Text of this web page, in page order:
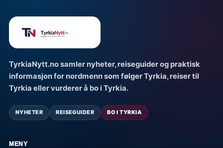
TyrkiaNytt.no samler nyheter, reiseguider og praktisk
informasjon for nordmenn som følger Tyrkia, reiser til
Tyrkia eller vurderer å bo i Tyrkia.
NYHETER REISEGUIDER BO I TYRKIA
MENY